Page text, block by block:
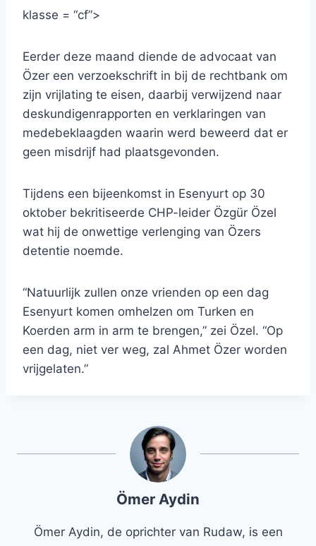
klasse = “cf”>
Eerder deze maand diende de advocaat van
Özer een verzoekschrift in bij de rechtbank om
zijn vrijlating te eisen, daarbij verwijzend naar
deskundigenrapporten en verklaringen van
medebeklaagden waarin werd beweerd dat er
geen misdrijf had plaatsgevonden.
Tijdens een bijeenkomst in Esenyurt op 30
oktober bekritiseerde CHP-leider Özgür Özel
wat hij de onwettige verlenging van Özers
detentie noemde.
“Natuurlijk zullen onze vrienden op een dag
Esenyurt komen omhelzen om Turken en
Koerden arm in arm te brengen,” zei Özel. “Op
een dag, niet ver weg, zal Ahmet Özer worden
vrijgelaten.”
Ömer Aydin
Ömer Aydin, de oprichter van Rudaw, is een